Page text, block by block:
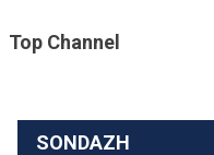
Top Channel
SONDAZH